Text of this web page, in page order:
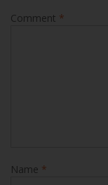
Comment *
Name *